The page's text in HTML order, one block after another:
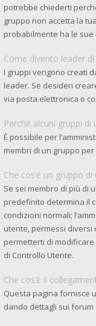
potrebbe chiederti
gruppo non accetta la
probabilmente ha le sue
Come divento leader
I gruppi vengono creati
leader. Se desideri
via posta elettronica o
Perché alcuni gruppi
È possibile per
membri di un gruppo
Che cos’è un gruppo
Se sei membro di più di
predefinito determina il
condizioni normali;
utente, permessi diversi
permetterti di
di Controllo Utente.
Che cos’è il
Questa pagina fornisce
dando dettagli sui